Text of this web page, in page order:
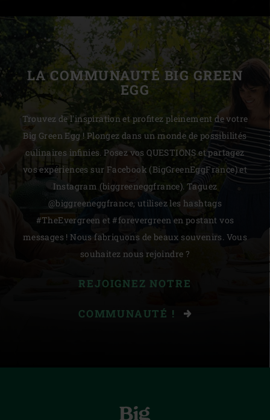
LA COMMUNAUTÉ BIG GREEN
EGG
Trouvez de l'inspiration et profitez pleinement de votre
Big Green Egg ! Plongez dans un monde de possibilités
culinaires infinies. Posez vos QUESTIONS et partagez
vos expériences sur Facebook (BigGreenEggFrance) et
Instagram (biggreeneggfrance). Taguez
@biggreeneggfrance, utilisez les hashtags
#TheEvergreen et #forevergreen en postant vos
messages ! Nous fabriquons de beaux souvenirs. Vous
souhaitez nous rejoindre ?
REJOIGNEZ NOTRE
COMMUNAUTÉ !